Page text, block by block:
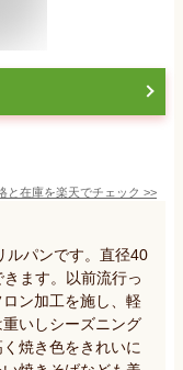
と在庫を楽天でチェック >>
ルパンです。直径40
ます。以前流行っ
ン加工を施し、軽
いしシーズニング
焼き色をきれいに